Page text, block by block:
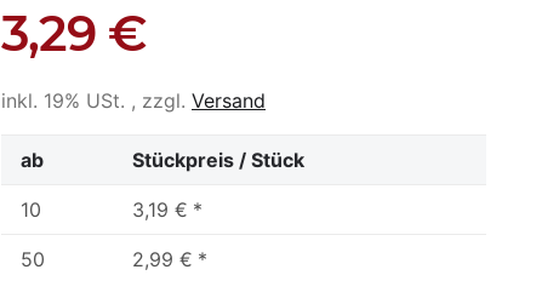
3,29 €
inkl. 19% USt. , zzgl. Versand
ab Stückpreis / Stück
10 3,19 € *
50 2,99 € *